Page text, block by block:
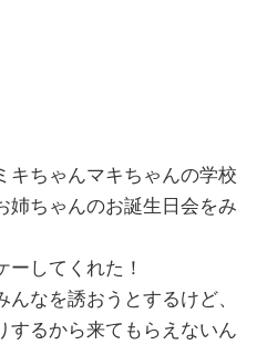
キちゃんマキちゃんの学校
姉ちゃんのお誕生日会をみ
ーしてくれた！
なを誘おうとするけど、
するから来てもらえないん